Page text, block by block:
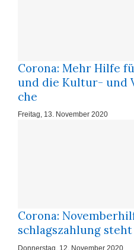
Corona: Mehr Hil­fe
und die Kul­tur- und
che
Freitag, 13. November 2020
Corona:
schlags­zah­lung steht
Donnerstag, 12. November 2020